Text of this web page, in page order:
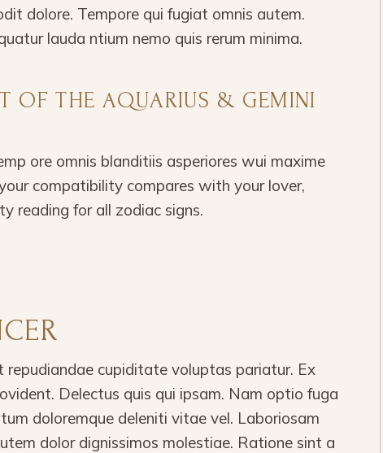
dolore. Tempore qui fugiat omnis autem.
lauda ntium nemo quis rerum minima.
OF THE AQUARIUS & GEMINI
ore omnis blanditiis asperiores wui maxime
compatibility compares with your lover,
reading for all zodiac signs.
repudiandae cupiditate voluptas pariatur. Ex
Delectus quis qui ipsam. Nam optio fuga
doloremque deleniti vitae vel. Laboriosam
dolor dignissimos molestiae. Ratione sint a